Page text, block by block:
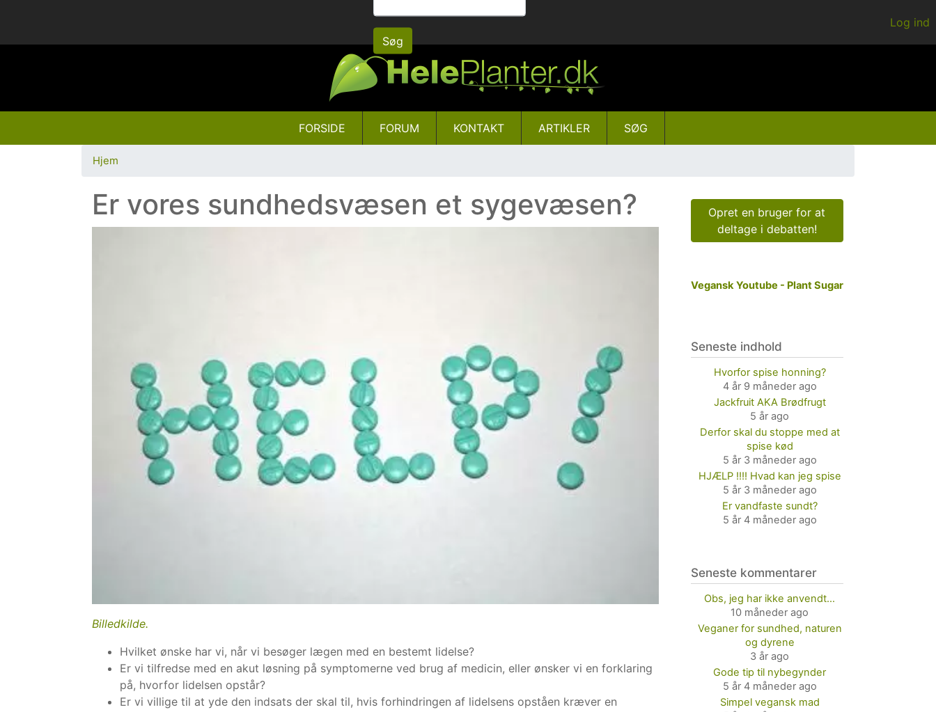
hovedindhold
Søg
Log ind
FORSIDE FORUM KONTAKT ARTIKLER SØG
Hjem
Er vores sundhedsvæsen et sygevæsen?
Billedkilde.
Hvilket ønske har vi, når vi besøger lægen med en bestemt lidelse?
Er vi tilfredse med en akut løsning på symptomerne ved brug af medicin, eller ønsker vi en forklaring
på, hvorfor lidelsen opstår?
Er vi villige til at yde den indsats der skal til, hvis forhindringen af lidelsens opståen kræver en
Opret en bruger for at
deltage i debatten!
Vegansk Youtube - Plant Sugar
Seneste indhold
Hvorfor spise honning?
4 år 9 måneder ago
Jackfruit AKA Brødfrugt
5 år ago
Derfor skal du stoppe med at
spise kød
5 år 3 måneder ago
HJÆLP !!!! Hvad kan jeg spise
5 år 3 måneder ago
Er vandfaste sundt?
5 år 4 måneder ago
Seneste kommentarer
Obs, jeg har ikke anvendt…
10 måneder ago
Veganer for sundhed, naturen
og dyrene
3 år ago
Gode tip til nybegynder
5 år 4 måneder ago
Simpel vegansk mad